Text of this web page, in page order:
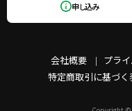
会社概要 プラ
特定商取引に基づく
申し込み